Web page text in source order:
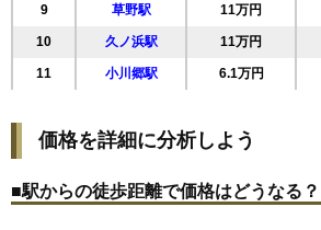
30 小名浜玉川町 17万円
31 小名浜西町 17万円
9 草野駅 11万円
10 久ノ浜駅 11万円
11 小川郷駅 6.1万円
価格を詳細に分析しよう
■駅からの徒歩距離で価格はどうなる？